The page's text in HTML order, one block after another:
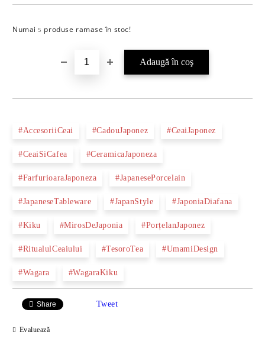
Numai5 produse ramase în stoc!
#AccesoriiCeai #CadouJaponez #CeaiJaponez
#CeaiSiCafea #CeramicaJaponeza
#FarfurioaraJaponeza #JapanesePorcelain
#JapaneseTableware #JapanStyle #JaponiaDiafana
#Kiku #MirosDeJaponia #PorțelanJaponez
#RitualulCeaiului #TesoroTea #UmamiDesign
#Wagara #WagaraKiku
Share Tweet
Evaluează